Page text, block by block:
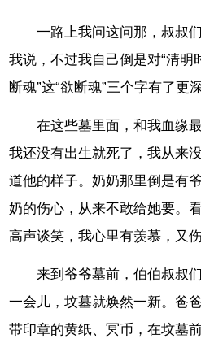
一路上我问这问那，叔叔
我说，不过我自己倒是对“清明
断魂”这“欲断魂”三个字有了更
在这些墓里面，和我血缘
我还没有出生就死了，我从来
道他的样子。奶奶那里倒是有
奶的伤心，从来不敢给她要。
高声谈笑，我心里有羡慕，又伤
来到爷爷墓前，伯伯叔叔
一会儿，坟墓就焕然一新。爸
带印章的黄纸、冥币，在坟墓